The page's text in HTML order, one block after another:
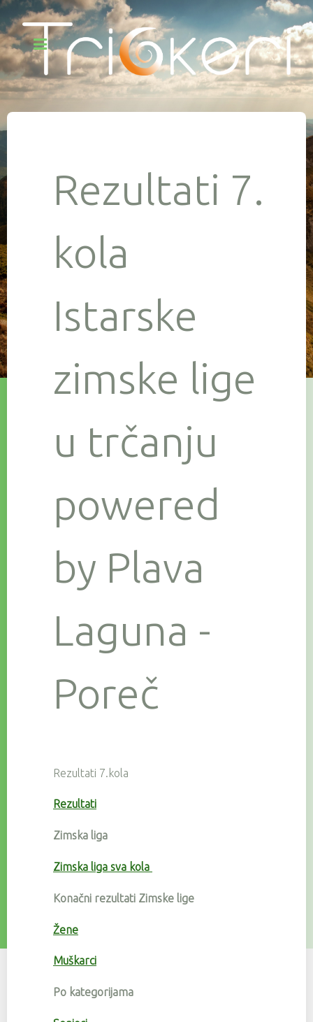
Rezultati 7.
kola
Istarske
zimske lige
u trčanju
powered
by Plava
Laguna -
Poreč
Rezultati 7.kola
Rezultati
Zimska liga
Zimska liga sva kola
Konačni rezultati Zimske lige
Žene
Muškarci
Po kategorijama